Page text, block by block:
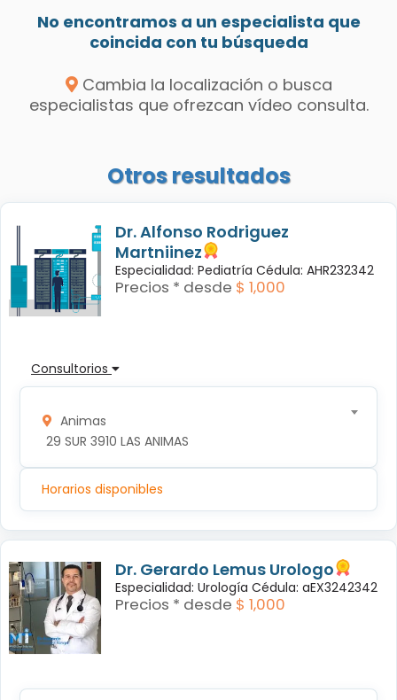
No encontramos a un especialista que
coincida con tu búsqueda
Cambia la localización o busca
especialistas que ofrezcan vídeo consulta.
Otros resultados
Dr. Alfonso Rodriguez
Martniinez
Especialidad: Pediatría Cédula: AHR232342
Precios * desde $ 1,000
Consultorios
Animas
29 SUR 3910 LAS ANIMAS
Horarios disponibles
Dr. Gerardo Lemus Urologo
Especialidad: Urología Cédula: aEX3242342
Precios * desde $ 1,000